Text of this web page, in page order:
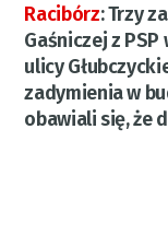
Racibórz:Trzy
Gaśniczej z PSP
ulicy
zadymienia w
obawiali się, że